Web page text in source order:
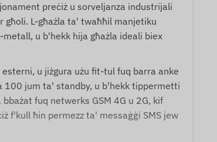
preċiż u sorveljanza industrijali
L-għażla ta' twaħħil manjetiku
u b'hekk hija għażla ideali biex
u jiżgura użu fit-tul fuq barra anke
jum ta' standby, u b'hekk tippermetti
fuq netwerks GSM 4G u 2G, kif
f'kull ħin permezz ta' messaġġi SMS jew